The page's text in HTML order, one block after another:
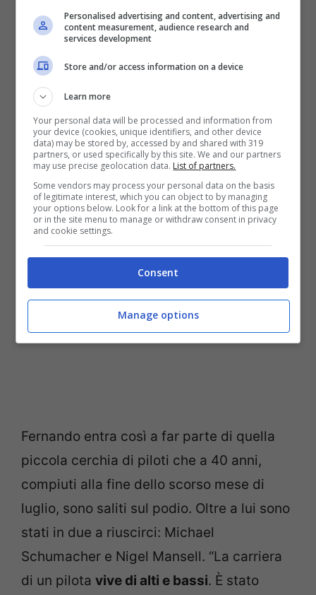
lottare per il titolo mondialeanche se è
difficile prevedere cosa succederà nei
prossimi anni. Di sicuro tutti i team
avranno le stesse possibilità sulla carta,
quindi sta a noi progettare una vettura
sufficientemente veloce“. Non si pone limiti
Alonso e spera che la scuderia francese
faccia lo stesso con la progettazione della
vettura per l’anno prossimo.
Fernando entra così a far parte di quella
piccola cerchia di piloti che a 40 anni,
compiuti alla fine dello scorso mese di
luglio, sono saliti sul podio. Oltre a lui sono
stati in due a riuscirci: Michael
Schumacher e Nigel Mansell. “La carriera
di un pilota vive di alti e bassi. È stato
Personalised advertising and content, advertising and
content measurement, audience research and
services development
Store and/or access information on a device
Learn more
Your personal data will be processed and information from
your device (cookies, unique identifiers, and other device
data) may be stored by, accessed by and shared with 319
partners, or used specifically by this site. We and our partners
may use precise geolocation data. List of partners.
Some vendors may process your personal data on the basis
of legitimate interest, which you can object to by managing
your options below. Look for a link at the bottom of this page
or in the site menu to manage or withdraw consent in privacy
and cookie settings.
Consent
Manage options